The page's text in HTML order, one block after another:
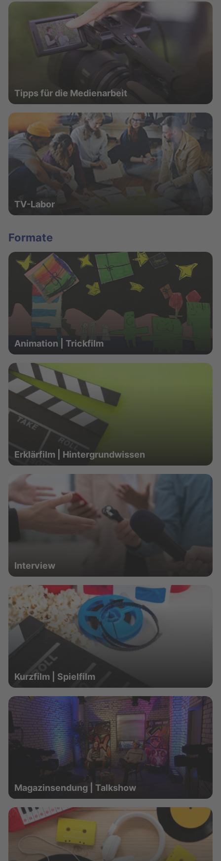
Tipps für die Medienarbeit
TV-Labor
Formate
Animation | Trickfilm
Erklärfilm | Hintergrundwissen
Interview
Kurzfilm | Spielfilm
Magazinsendung | Talkshow